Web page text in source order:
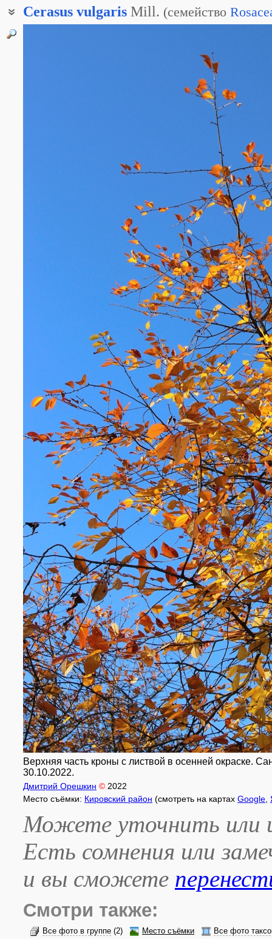
Cerasus vulgaris Mill. (семейство
Верхняя часть кроны с листвой в осенней окраске.
30.10.2022.
Дмитрий Орешкин © 2022
Место съёмки: Кировский район (смотреть на картах Google
Можете уточнить или
Есть сомнения или
и вы сможете
Смотри также:
Все фото в группе (2) Место съёмки
Все фото